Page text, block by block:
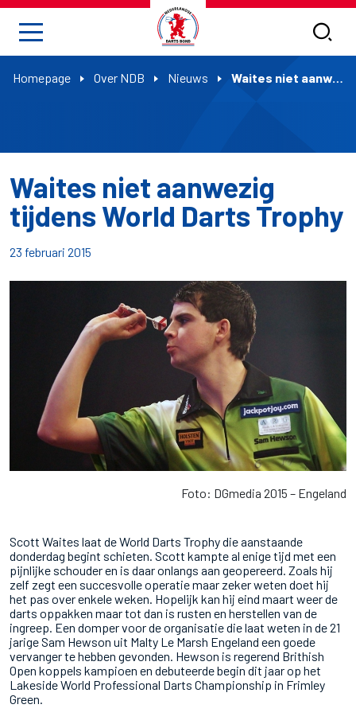
Homepage Over NDB Nieuws Waites niet aanwezig tijdens World Darts Trophy
Waites niet aanwezig
tijdens World Darts Trophy
23 februari 2015
Foto: DGmedia 2015 – Engeland
Scott Waites laat de World Darts Trophy die aanstaande
donderdag begint schieten. Scott kampte al enige tijd met een
pijnlijke schouder en is daar onlangs aan geopereerd. Zoals hij
zelf zegt een succesvolle operatie maar zeker weten doet hij
het pas over enkele weken. Hopelijk kan hij eind maart weer de
darts oppakken maar tot dan is rusten en herstellen van de
ingreep. Een domper voor de organisatie die laat weten in de 21
jarige Sam Hewson uit Malty Le Marsh Engeland een goede
vervanger te hebben gevonden. Hewson is regerend Brithish
Open koppels kampioen en debuteerde begin dit jaar op het
Lakeside World Professional Darts Championship in Frimley
Green.